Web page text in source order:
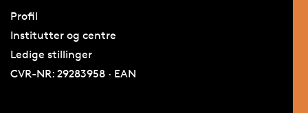
Profil
Institutter og centre
Ledige stillinger
CVR-NR: 29283958 · EAN